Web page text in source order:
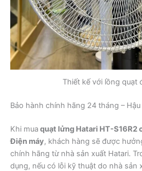
Thiết kế với lồng quạt
Bảo hành chính hãng 24 tháng –
Khi mua quạt lửng Hatari HT-S16R2
Điện máy, khách hàng sẽ được
chính hãng từ nhà sản xuất Hatari.
dụng, nếu có lỗi kỹ thuật do nhà sản